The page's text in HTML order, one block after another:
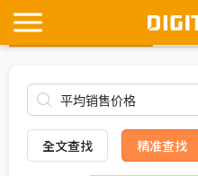
全文查找 精准查找